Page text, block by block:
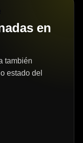
en
también
estado del